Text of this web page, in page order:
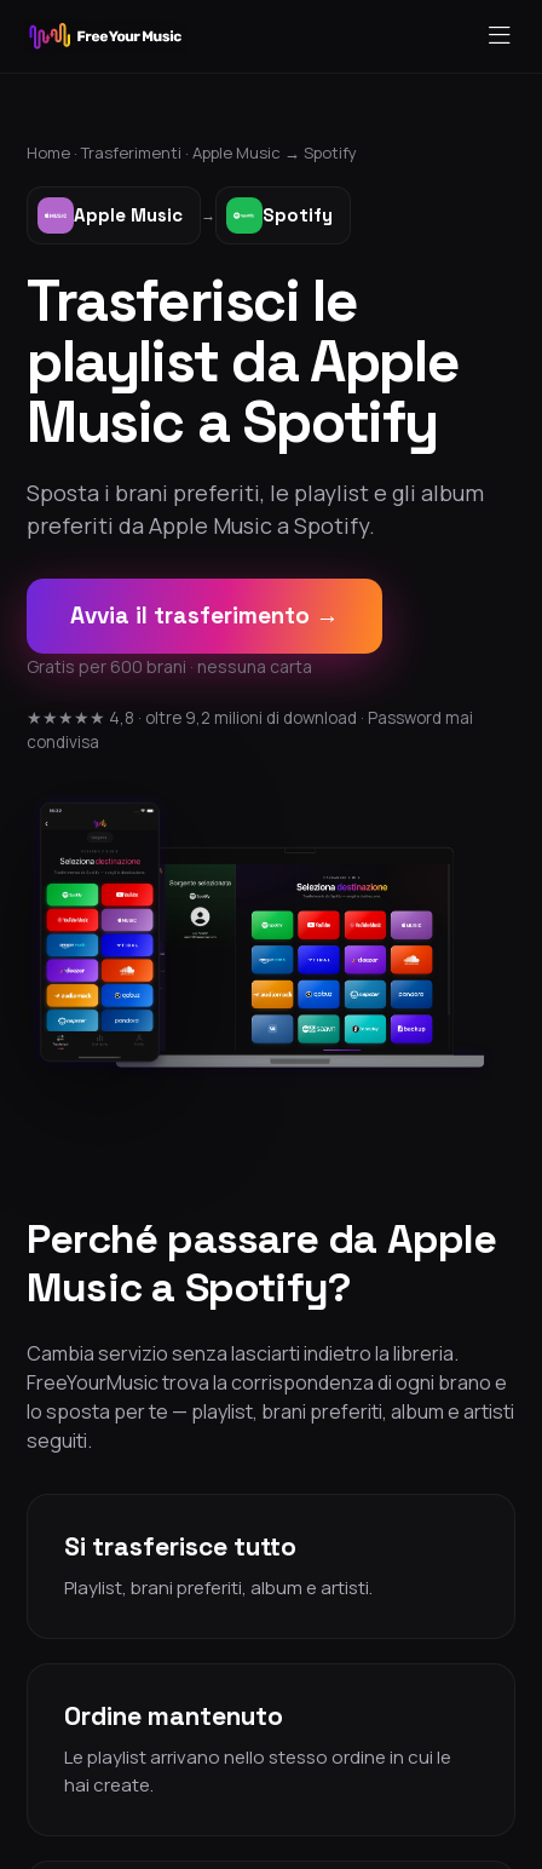
Home ·Trasferimenti · Apple Music → Spotify
Apple Music → Spotify
Trasferisci le
playlist da Apple
Music a Spotify
Sposta i brani preferiti, le playlist e gli album
preferiti da Apple Music a Spotify.
Avvia il trasferimento →
Gratis per 600 brani · nessuna carta
★★★★★ 4,8 · oltre 9,2 milioni di download · Password mai
condivisa
Perché passare da Apple
Music a Spotify?
Cambia servizio senza lasciarti indietro la libreria.
FreeYourMusic trova la corrispondenza di ogni brano e
lo sposta per te — playlist, brani preferiti, album e artisti
seguiti.
Si trasferisce tutto
Playlist, brani preferiti, album e artisti.
Ordine mantenuto
Le playlist arrivano nello stesso ordine in cui le
hai create.